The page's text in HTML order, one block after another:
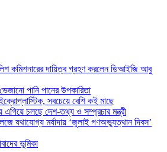
কমিশনারের দায়িত্ব গ্রহণ করলেন ডিআইজি আবু
পানি পানের উপকারিতা
সবচেয়ে বেশি কই মাছে
চলছে দেশ-তথ্য ও সম্প্রচার মন্ত্রী
যথাযোগ্য মর্যাদায় ‘জুলাই গণঅভ্যুত্থান দিবস’
ভূমিকা